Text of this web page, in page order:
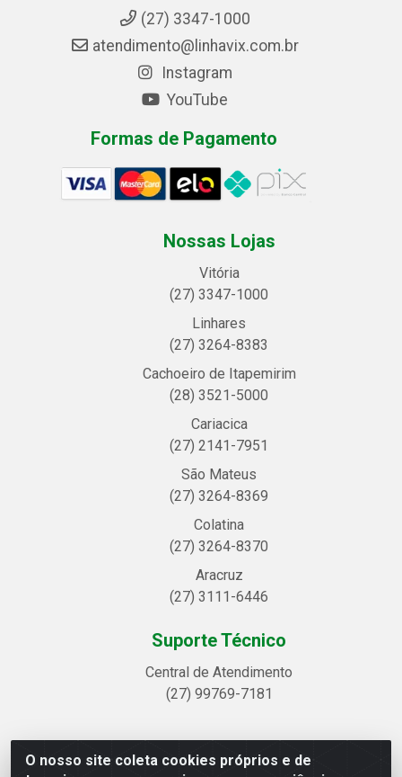
O nosso site coleta cookies próprios e de
(27) 3347-1000
atendimento@linhavix.com.br
Instagram
YouTube
Formas de Pagamento
Nossas Lojas
Vitória
(27) 3347-1000
Linhares
(27) 3264-8383
Cachoeiro de Itapemirim
(28) 3521-5000
Cariacica
(27) 2141-7951
São Mateus
(27) 3264-8369
Colatina
(27) 3264-8370
Aracruz
(27) 3111-6446
Suporte Técnico
Central de Atendimento
(27) 99769-7181
Linhavix Distribuidora LTDA - Avenida Alegre, 2521 -